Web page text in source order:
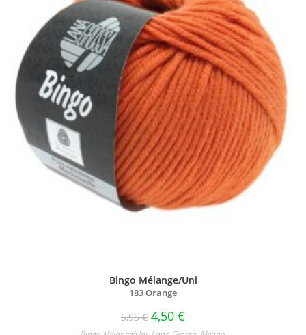
Bingo Mélange/Uni
183 Orange
5,95€ 4,50 €